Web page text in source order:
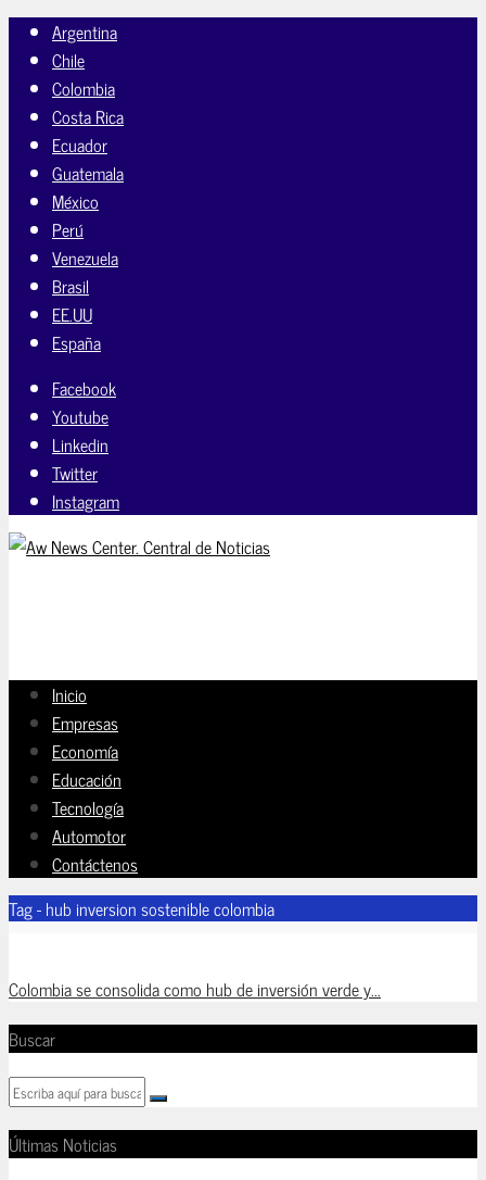
Argentina
Chile
Colombia
Costa Rica
Ecuador
Guatemala
México
Perú
Venezuela
Brasil
EE.UU
España
Facebook
Youtube
Linkedin
Twitter
Instagram
Inicio
Empresas
Economía
Educación
Tecnología
Automotor
Contáctenos
Tag - hub inversion sostenible colombia
Colombia se consolida como hub de inversión verde y...
Buscar
Últimas Noticias